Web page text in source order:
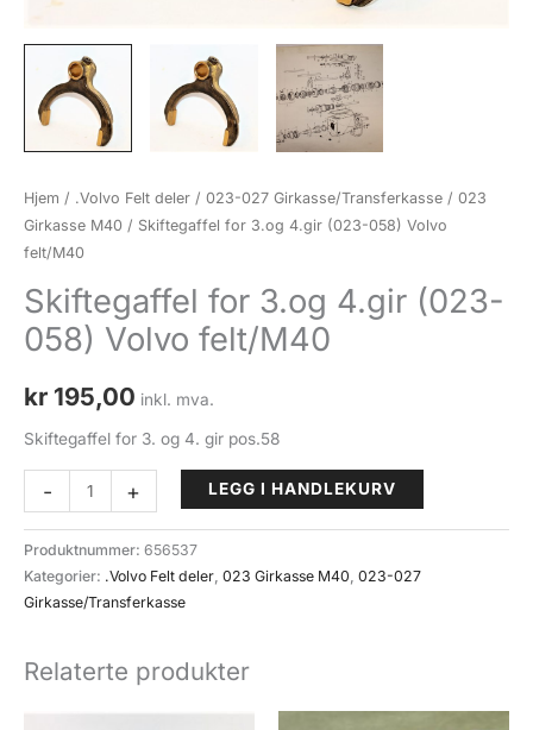
Hjem / .Volvo Felt deler / 023-027 Girkasse/Transferkasse / 023
Girkasse M40 / Skiftegaffel for 3.og 4.gir (023-058) Volvo
felt/M40
Skiftegaffel for 3.og 4.gir (023-
058) Volvo felt/M40
kr 195,00 inkl. mva.
Skiftegaffel for 3. og 4. gir pos.58
-
Skiftegaffel
for
3.og
4.gir
(023-
Volvo
+ LEGG I HANDLEKURV
Produktnummer: 656537
Kategorier: .Volvo Felt deler, 023 Girkasse M40, 023-027
Girkasse/Transferkasse
Relaterte produkter